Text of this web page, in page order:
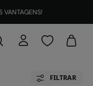
VANTAGENS!
FILTRAR